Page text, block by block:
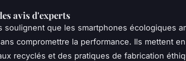
avis d'experts
soulignent que les smartphones écologiques
compromettre la performance. Ils mettent
recyclés et des pratiques de fabrication